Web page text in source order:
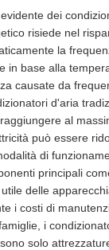
dei
risiede nel
la
in base alla
causate da
d'aria
al
può essere
di
principali
delle
i costi di
i
solo